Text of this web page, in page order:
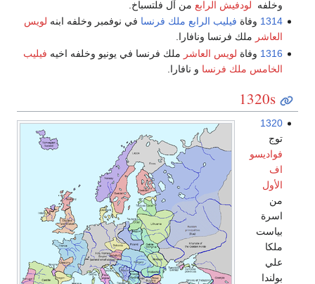
وخلفه
لودفيش الرابع من آل فلتسباخ.
1314 وفاة فيليب الرابع ملك فرنسا في نوفمبر وخلفه ابنه لويس
العاشر ملك فرنسا ونافارا.
1316 وفاة لويس العاشر ملك فرنسا في يونيو وخلفه اخيه فيليب
الخامس ملك فرنسا و نافارا.
1320s
1320
توج
فواديسو
اف
الأول
من
اسرة
بياست
ملكا
علي
بولندا